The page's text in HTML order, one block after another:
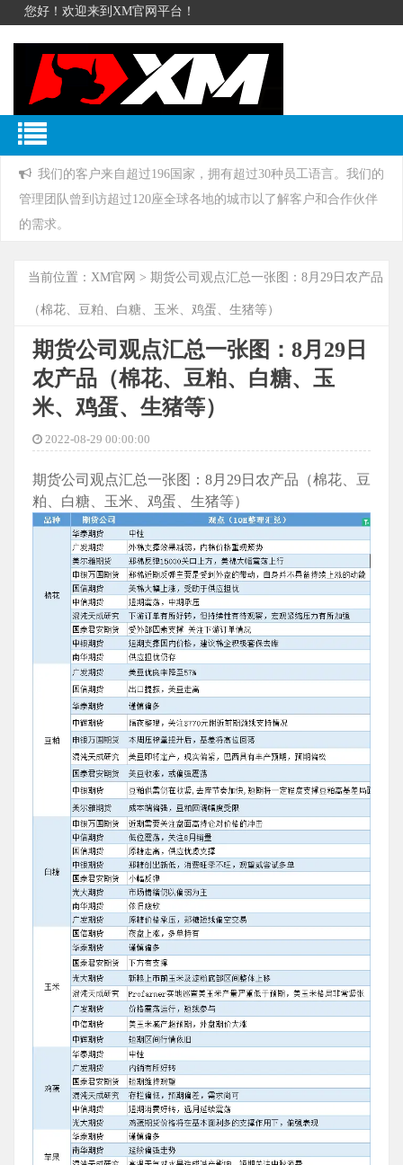
您好！欢迎来到XM官网平台！
我们的客户来自超过196国家，拥有超过30种员工语言。我们的
管理团队曾到访超过120座全球各地的城市以了解客户和合作伙伴
的需求。
当前位置： XM官网 > 期货公司观点汇总一张图：8月29日农产品
（棉花、豆粕、白糖、玉米、鸡蛋、生猪等）
期货公司观点汇总一张图：8月29日
农产品（棉花、豆粕、白糖、玉
米、鸡蛋、生猪等）
2022-08-29 00:00:00
期货公司观点汇总一张图：8月29日农产品（棉花、豆
粕、白糖、玉米、鸡蛋、生猪等）